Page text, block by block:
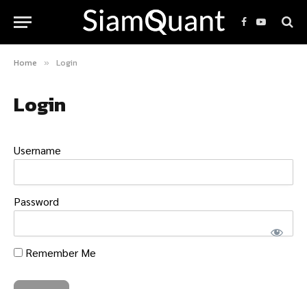
Facebook
YouTube
Home » Login
Login
Username
Password
Remember Me